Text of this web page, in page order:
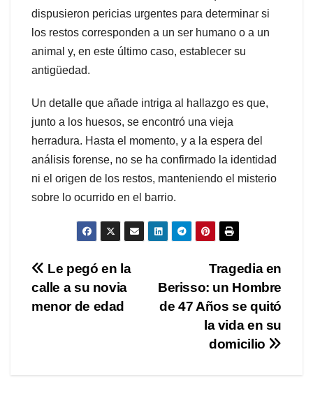
dispusieron pericias urgentes para determinar si
los restos corresponden a un ser humano o a un
animal y, en este último caso, establecer su
antigüedad.
Un detalle que añade intriga al hallazgo es que,
junto a los huesos, se encontró una vieja
herradura. Hasta el momento, y a la espera del
análisis forense, no se ha confirmado la identidad
ni el origen de los restos, manteniendo el misterio
sobre lo ocurrido en el barrio.
Navegación
de
Tragedia en
Berisso: un Hombre
de 47 Años se quitó
la vida en su
domicilio
Le pegó en la
calle a su novia
menor de edad